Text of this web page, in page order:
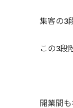
集客の3
この3段
開業間